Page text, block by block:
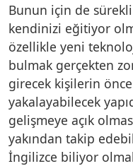
Bunun için de
kendinizi eğitiyor
özellikle yeni
bulmak gerçekten
girecek kişilerin
yakalayabilecek
gelişmeye açık
yakından takip
İngilizce biliyor